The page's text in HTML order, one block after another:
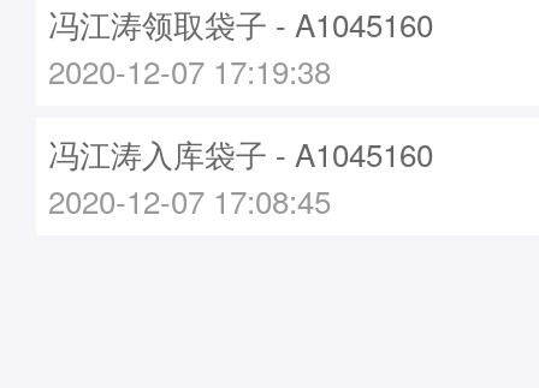
冯江涛领取袋子 - A1045160
2020-12-07 17:19:38
冯江涛入库袋子 - A1045160
2020-12-07 17:08:45